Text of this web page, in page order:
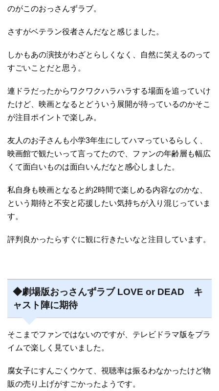
のがこのおっさんずラブ。
さすがベテラン役者さんだなと感じました。
しかもあの演技がわざとらしくなく、自然に笑えるのって
すごいことだと思う。
連ドラだったからワクワクハラハラする場面を追っていけ
たけど、映画となるとどういう展開が待っているのかそこ
が注目ポイントで楽しみ。
友人のお子さんも小学3年生にしてハマっているらしく、
映画館で観たいって言ってたので、ファンの年齢層も幅広
くて面白いものは面白いんだなと感心しました。
私自身も映画となると約2時間で楽しめる内容なのかな、
という期待と不安と応援したい気持ちが入り混じっていま
す。
評判良かったらすぐに観に行きたいなと注目しています。
◆劇場版おっさんずラブ LOVE or DEAD キ
ャスト陣に期待
そこまでファンではないのですが、テレビドラマ版をプラ
イムで楽しく見ていました。
腐女子にすんごくウケて、視聴率は振るわなかったけど物
販の売り上げがすごかったようです。